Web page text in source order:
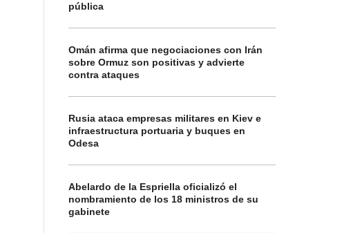
pública
Omán afirma que negociaciones con Irán
sobre Ormuz son positivas y advierte
contra ataques
Rusia ataca empresas militares en Kiev e
infraestructura portuaria y buques en
Odesa
Abelardo de la Espriella oficializó el
nombramiento de los 18 ministros de su
gabinete